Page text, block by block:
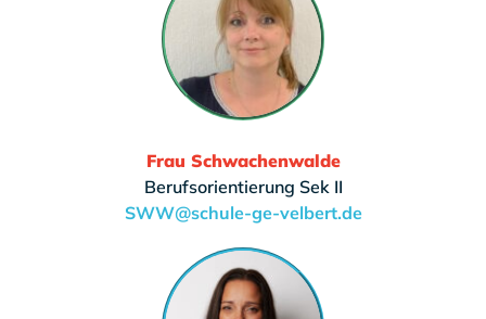
Frau Schwachenwalde
Berufsorientierung Sek II
SWW@schule-ge-velbert.de